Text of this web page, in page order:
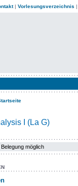
| Vorlesungsverzeichnis
I (La G)
möglich